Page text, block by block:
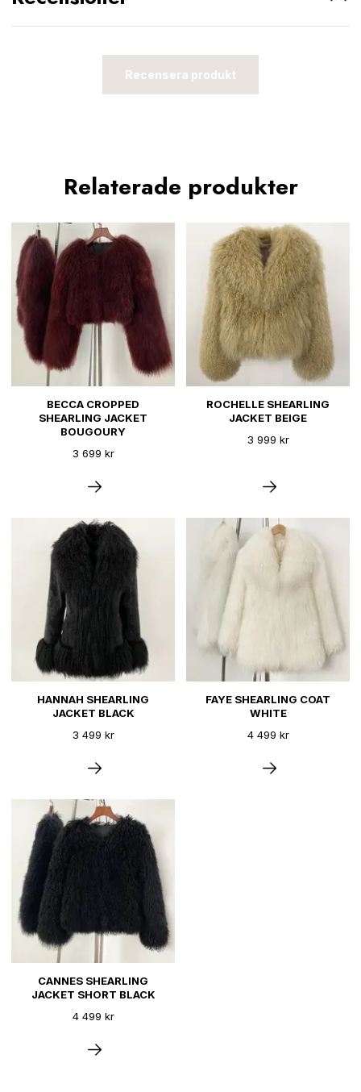
Recensera produkt
Relaterade produkter
BECCA CROPPED
SHEARLING JACKET
BOUGOURY
3 699 kr
ROCHELLE SHEARLING
JACKET BEIGE
3 999 kr
HANNAH SHEARLING
JACKET BLACK
3 499 kr
FAYE SHEARLING COAT
WHITE
4 499 kr
CANNES SHEARLING
JACKET SHORT BLACK
4 499 kr